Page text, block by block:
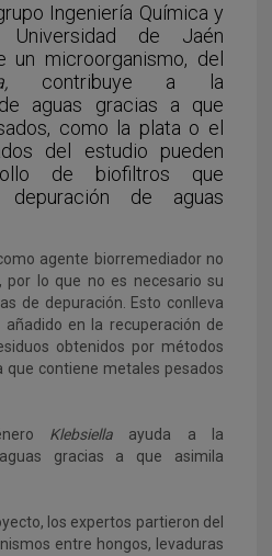
Ingeniería Química y
de Jaén
un microorganismo, del
contribuye a la
aguas gracias a que
como la plata o el
del estudio pueden
de biofiltros que
de aguas
agente biorremediador no
por lo que no es necesario su
de depuración. Esto conlleva
en la recuperación de
obtenidos por métodos
que contiene metales pesados
Klebsiella ayuda a la
gracias a que asimila
los expertos partieron del
entre hongos, levaduras